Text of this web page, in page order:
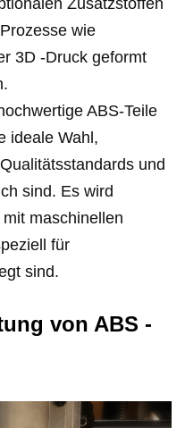
Zusatzstoffen
wie
3D -Druck geformt
ABS-Teile
ideale Wahl,
und
sind. Es wird
maschinellen
für
sind.
von ABS -